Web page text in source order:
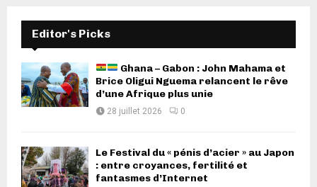
Editor's Picks
Ghana – Gabon : John Mahama et
Brice Oligui Nguema relancent le rêve
d’une Afrique plus unie
28 juillet 2026 0
Le Festival du « pénis d’acier » au Japon
: entre croyances, fertilité et
fantasmes d’Internet